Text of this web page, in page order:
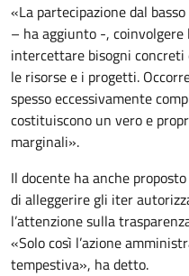
«La partecipazione dal
– ha aggiunto -,
intercettare bisogni
le risorse e i progetti.
spesso eccessivamente
costituiscono un vero e
marginali».
Il docente ha anche
di alleggerire gli iter
l’attenzione sulla
«Solo così l’azione
tempestiva», ha detto.